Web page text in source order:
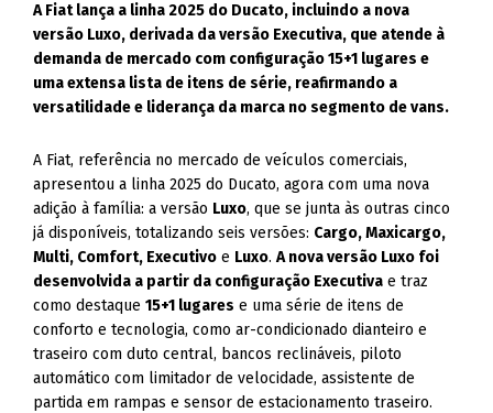
A Fiat lança a linha 2025 do Ducato, incluindo a nova
versão Luxo, derivada da versão Executiva, que atende à
demanda de mercado com configuração 15+1 lugares e
uma extensa lista de itens de série, reafirmando a
versatilidade e liderança da marca no segmento de vans.
A Fiat, referência no mercado de veículos comerciais,
apresentou a linha 2025 do Ducato, agora com uma nova
adição à família: a versão Luxo, que se junta às outras cinco
já disponíveis, totalizando seis versões: Cargo, Maxicargo,
Multi, Comfort, Executivo e Luxo.A nova versão Luxo foi
desenvolvida a partir da configuração Executiva e traz
como destaque15+1 lugares e uma série de itens de
conforto e tecnologia, como ar-condicionado dianteiro e
traseiro com duto central, bancos reclináveis, piloto
automático com limitador de velocidade, assistente de
partida em rampas e sensor de estacionamento traseiro.